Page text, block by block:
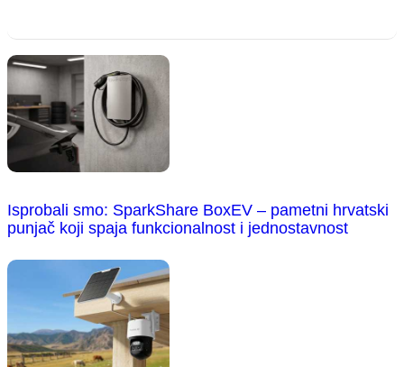
Isprobali smo: SparkShare BoxEV – pametni hrvatski
punjač koji spaja funkcionalnost i jednostavnost